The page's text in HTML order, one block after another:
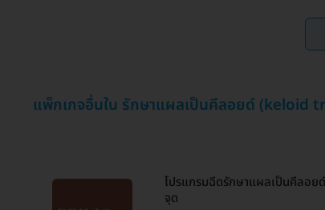
แพ็กเกจอื่นใน รักษาแผลเป็นคีลอยด์ (keloid
โปรแกรมฉีดรักษาแผลเป็นคีลอย
จุด